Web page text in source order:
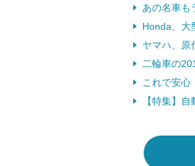
あの名車
Honda、大
ヤマハ、原
二輪車の
これで安心
【特集】